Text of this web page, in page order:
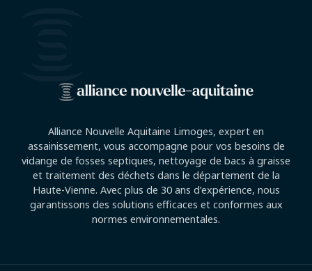
Alliance Nouvelle Aquitaine Limoges, expert en
assainissement, vous accompagne pour vos besoins de
vidange de fosses septiques, nettoyage de bacs à graisse
et traitement des déchets dans le département de la
Haute-Vienne. Avec plus de 30 ans d’expérience, nous
garantissons des solutions efficaces et conformes aux
normes environnementales.